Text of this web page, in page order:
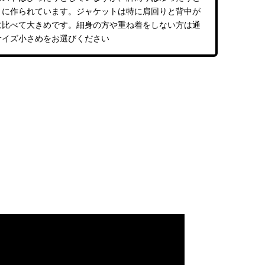
作られています。ジャケットは特に肩回りと背中が
べて大きめです。細身の方や重ね着をしない方は通
ズ小さめをお選びください